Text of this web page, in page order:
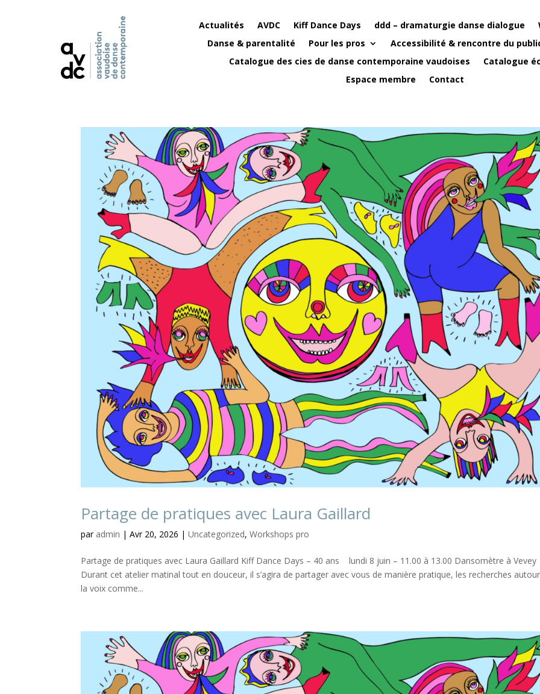
Actualités AVDC Kiff Dance Days ddd – dramaturgie danse dialogue
Danse & parentalité
Pour les pros
Accessibilité & rencontre du
Catalogue des cies de danse contemporaine vaudoises
Catalogue
Espace membre
Contact
Partage de pratiques avec Laura Gaillard
par admin |Avr 20, 2026 |Uncategorized,Workshops pro
Partage de pratiques avec Laura Gaillard Kiff Dance Days – 40 ans lundi 8 juin – 11.00 à 13.00 Dansomètre à
Durant cet atelier matinal tout en douceur, il s’agira de partager avec vous de manière pratique, les recherches
la voix comme...